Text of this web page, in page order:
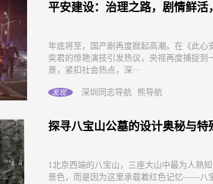
平安建设：治理之路，剧情鲜活
年底将至，国产剧再度掀起高潮。在《此心
奕君的惊艳演技引发热议，央视再度捕捉到
景，紧扣社会热点，深···
发现 深圳同志导航 熊导航
探寻八宝山公墓的设计奥秘与特
1北京西端的八宝山，三座大山中最为人熟
景色，而是因为这里承载着红色记忆——八